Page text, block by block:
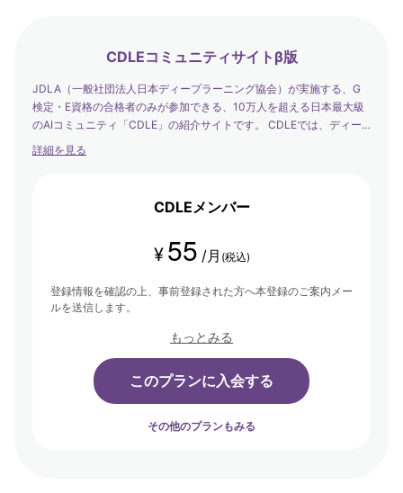
CDLEコミュニティサイトβ版
JDLA（一般社団法人日本ディープラーニング協会）が実施する、G
検定・E資格の合格者のみが参加できる、10万人を超える日本最大級
のAIコミュニティ「CDLE」の紹介サイトです。 CDLEでは、ディー
プラーニングの社会実装の日本代表として、社会を発展させるエバン
詳細を見る
CDLEメンバー
¥ 55 /月 (税込)
登録情報を確認の上、事前登録された方へ本登録のご案内メー
ルを送信します。
もっとみる
このプランに入会する
その他のプランもみる